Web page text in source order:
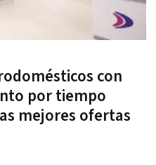
con
por tiempo
mejores ofertas